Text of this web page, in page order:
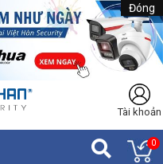
Đóng
Tài khoản
0